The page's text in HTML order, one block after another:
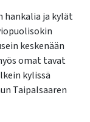
hankalia ja kylät
keskenään
omat tavat
kylissä
Taipalsaaren